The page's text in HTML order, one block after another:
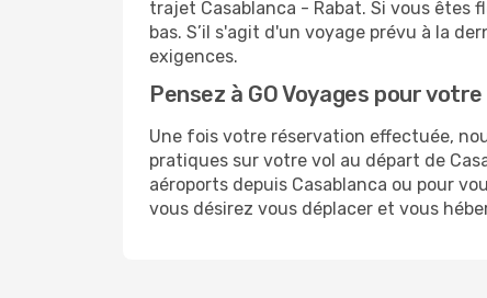
trajet Casablanca - Rabat. Si vous êtes
bas. S’il s'agit d'un voyage prévu à la
exigences.
Pensez à GO Voyages pour
Une fois votre réservation effectuée,
pratiques sur votre vol au départ de
aéroports depuis Casablanca ou pour
vous désirez vous déplacer et vous